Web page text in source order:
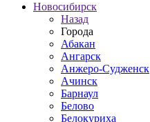
Новосибирск
Назад
Города
Абакан
Ангарск
Анжеро-Судженск
Ачинск
Барнаул
Белово
Белокуриха